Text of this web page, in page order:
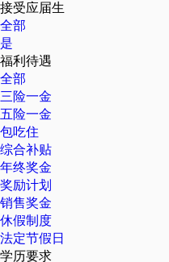
接受应届生
全部
是
福利待遇
全部
三险一金
五险一金
包吃住
综合补贴
年终奖金
奖励计划
销售奖金
休假制度
法定节假日
学历要求